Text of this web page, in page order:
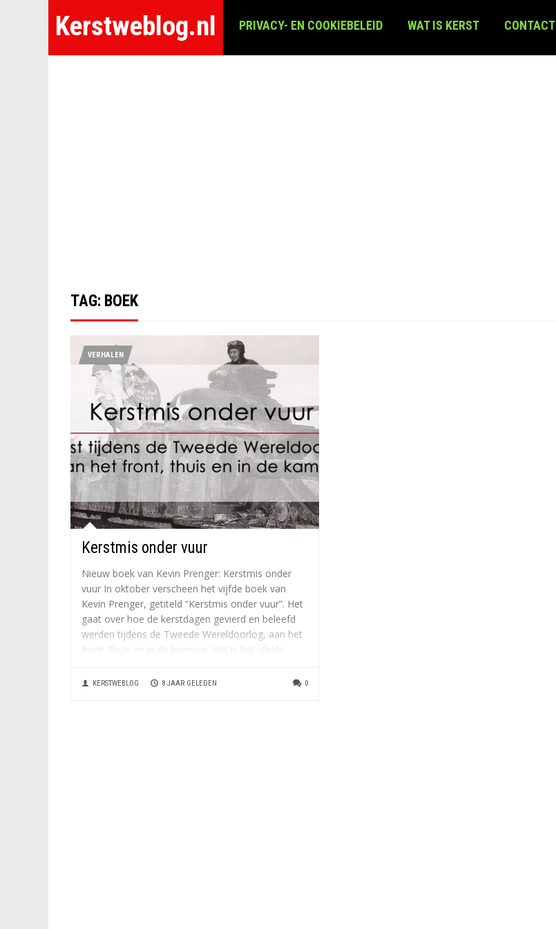
Kerstweblog.nl PRIVACY- EN COOKIEBELEID WAT IS KERST CONTACT
TAG: BOEK
VERHALEN
Kerstmis onder vuur
Nieuw boek van Kevin Prenger: Kerstmis onder
vuur In oktober verscheen het vijfde boek van
Kevin Prenger, getiteld “Kerstmis onder vuur”. Het
gaat over hoe de kerstdagen gevierd en beleefd
werden tijdens de Tweede Wereldoorlog, aan het
front, thuis en in de kampen. Het is het ideale
KERSTWEBLOG 8 JAAR GELEDEN 0